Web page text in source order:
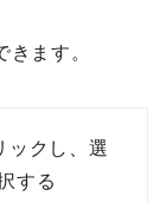
ます。
ックし、選
する